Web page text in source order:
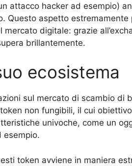
attacco hacker ad esempio)
Questo aspetto
digitale: grazie
brillantemente.
ecosistema
sul mercato di scambio di
non fungibili, il cui
univoche, come un
esempio.
token avviene in maniera